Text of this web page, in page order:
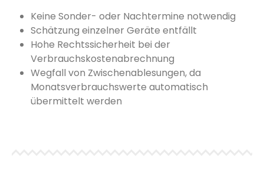
Keine Sonder- oder Nachtermine notwendig
Schätzung einzelner Geräte entfällt
Hohe Rechtssicherheit bei der
Verbrauchskostenabrechnung
Wegfall von Zwischenablesungen, da
Monatsverbrauchswerte automatisch
übermittelt werden